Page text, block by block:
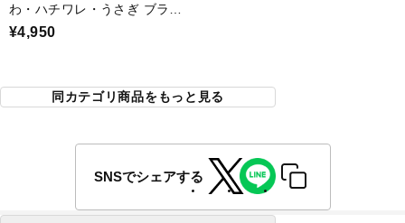
わ・ハチワレ・うさぎ ブラッ
ク
¥4,950
同カテゴリ商品をもっと見る
SNSでシェアする